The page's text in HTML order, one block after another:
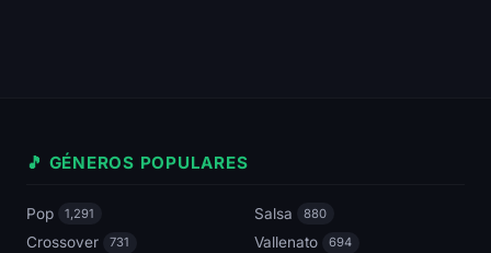
🎵 GÉNEROS POPULARES
Pop 1,291 Salsa 880
Crossover 731 Vallenato 694